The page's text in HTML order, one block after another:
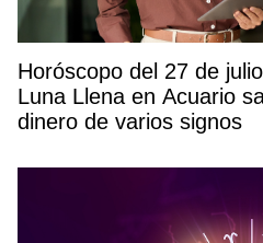
Horóscopo del 27 de
Luna Llena en Acuario
dinero de varios signos